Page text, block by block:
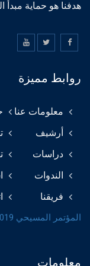
هدفنا هو حماية
روابط مميزة
معلومات عنا
أرشيف
دراسات
الندوات
فريقنا
المؤتمر المسيحي 2019
معلومات